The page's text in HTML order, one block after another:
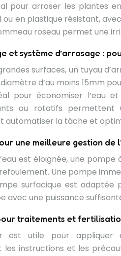
pour arroser les plantes
en plastique résistant,
roseau permet une
et système d’arrosage :
surfaces, un tuyau
d’au moins 15mm
pour économiser l’eau
ou rotatifs permettent
automatiser la tâche et
une meilleure gestion de
est éloignée, une
Une pompe
surfacique est adaptée
avec une puissance
traitements et
est utile pour appliquer
les instructions et les